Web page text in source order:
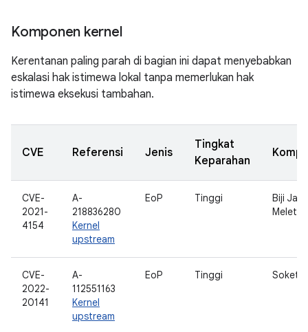
Komponen kernel
Kerentanan paling parah di bagian ini dapat menyebabkan
eskalasi hak istimewa lokal tanpa memerlukan hak
istimewa eksekusi tambahan.
CVE Referensi Jenis
Tingkat
Keparahan
CVE-
2021-
4154
A-
218836280
Kernel
upstream
EoP Tinggi
Biji
Meletup
CVE-
2022-
20141
A-
112551163
Kernel
upstream
EoP Tinggi Soket